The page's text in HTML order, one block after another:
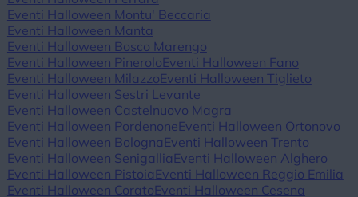
Eventi Halloween Montu' Beccaria
Eventi Halloween Manta
Eventi Halloween Bosco Marengo
Eventi Halloween PineroloEventi Halloween Fano
Eventi Halloween MilazzoEventi Halloween Tiglieto
Eventi Halloween Sestri Levante
Eventi Halloween Castelnuovo Magra
Eventi Halloween PordenoneEventi Halloween Ortonovo
Eventi Halloween Bologna Eventi Halloween Trento
Eventi Halloween Senigallia Eventi Halloween Alghero
Eventi Halloween Pistoia Eventi Halloween Reggio Emilia
Eventi Halloween CoratoEventi Halloween Cesena